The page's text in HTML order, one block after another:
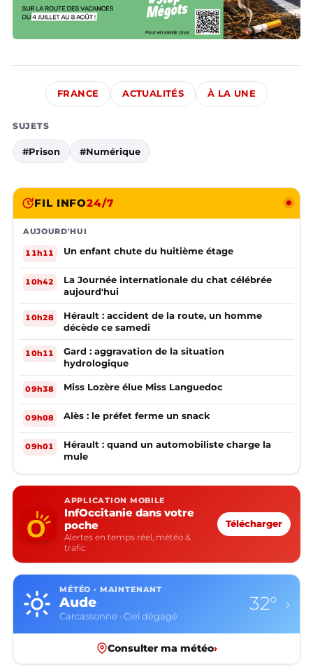
FRANCE ACTUALITÉS À LA UNE
SUJETS
#Prison #Numérique
FIL INFO24/7
AUJOURD'HUI
11h11 Un enfant chute du huitième étage
10h42
La Journée internationale du chat célébrée
aujourd'hui
10h28
Hérault : accident de la route, un homme
décède ce samedi
10h11
Gard : aggravation de la situation
hydrologique
09h38 Miss Lozère élue Miss Languedoc
09h08 Alès : le préfet ferme un snack
09h01
Hérault : quand un automobiliste charge la
mule
APPLICATION MOBILE
InfOccitanie dans votre
poche
Alertes en temps réel, météo &
trafic
Télécharger
MÉTÉO · MAINTENANT
Aude
Carcassonne · Ciel dégagé
32° ›
Consulter ma météo›